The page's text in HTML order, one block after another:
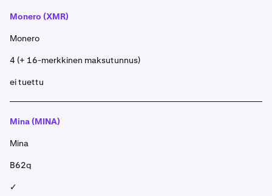
Monero (XMR)
Monero
4 (+ 16-merkkinen maksutunnus)
ei tuettu
Mina (MINA)
Mina
B62q
✓